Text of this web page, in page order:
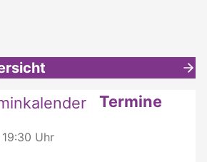
Inhalte Termine
Uhr